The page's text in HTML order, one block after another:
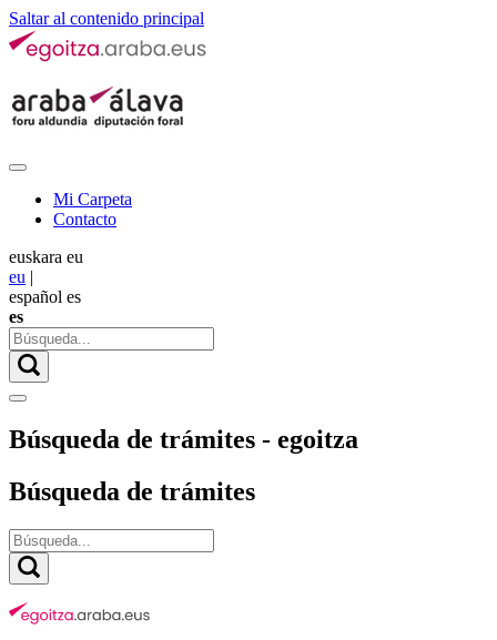
Saltar al contenido principal
Mi Carpeta
Contacto
euskara eu
eu |
español es
es
Búsqueda de trámites - egoitza
Búsqueda de trámites